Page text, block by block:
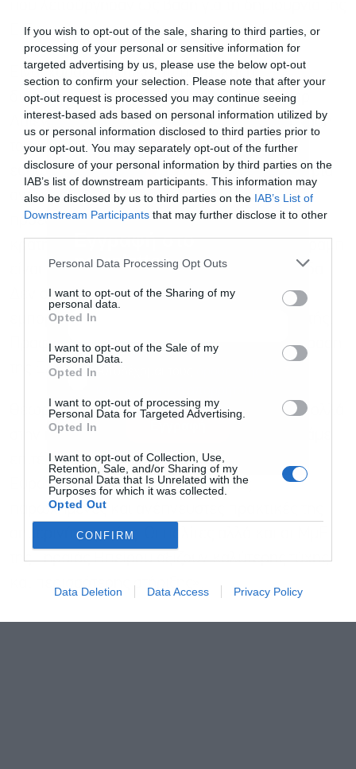
If you wish to opt-out of the sale, sharing to third parties, or
processing of your personal or sensitive information for
targeted advertising by us, please use the below opt-out
section to confirm your selection. Please note that after your
opt-out request is processed you may continue seeing
interest-based ads based on personal information utilized by
us or personal information disclosed to third parties prior to
your opt-out. You may separately opt-out of the further
disclosure of your personal information by third parties on the
IAB’s list of downstream participants. This information may
also be disclosed by us to third parties on the IAB’s List of
Downstream Participants that may further disclose it to other
Personal Data Processing Opt Outs
I want to opt-out of the Sharing of my
personal data.
Opted In
I want to opt-out of the Sale of my
Personal Data.
Opted In
I want to opt-out of processing my
Personal Data for Targeted Advertising.
Opted In
I want to opt-out of Collection, Use,
Retention, Sale, and/or Sharing of my
Personal Data that Is Unrelated with the
Purposes for which it was collected.
Opted Out
CONFIRM
Data Deletion Data Access Privacy Policy
Ε.Ε.
Είναι χαρακτηριστικό ότι μέχρι και η
διαπραγμάτευση με την Ούρσουλα φον ντερ
Λάιεν διεξήχθη σε ένα θέρετρο γκολφ! Δηλαδή
το οικονομικό μέλλον εκατομμυρίων
ευρωπαίων πολιτών έφτασε να κρίνεται σε μία
ανάπαυλα της ψυχαγωγίας του Αμερικανού
προέδρου. Ούτε τα προσχήματα δεν
είναι επικίνδυνη και θα οδηγήσει σε αδιέξοδα.
Δεν συμπεριφέρεται ως σύμμαχος και
εμπορικός εταίρος αλλά ως στυγνός εκβιαστής.
Προφανώς γιατί βλέπει και τη χαλαρή αντίδραση
της Ε.Ε.
Θεωρώ ότι έχει έρθει η ώρα να αλλάξουν πολλά
στην ήπειρο μας και να αρχίσουμε να συζητάμε
επιτέλους για τις Ηνωμένες Πολιτείες της
Ευρώπης, αφήνοντας στην άκρη τις
παρωχημένες και ανέπνευστες πρακτικές της
σημερινής ηγεσίας. Οι πολίτες αλλά και οι ΜμΕ
της Γηραιάς Ηπείρου αξίζουν καλύτερης τύχης
και περισσότερης στήριξης».
Εγγραφή στο
newsletter
Αποδέχομαι τους